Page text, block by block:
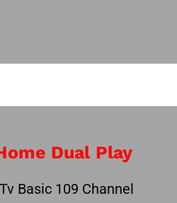
Dual Play
Basic 109 Channel